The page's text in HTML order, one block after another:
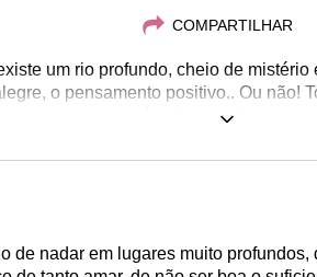
COMPARTILHAR
um rio profundo, cheio de
o pensamento positivo.. Ou não!
contas é mais poesia do que
de nadar em lugares muito profundos,